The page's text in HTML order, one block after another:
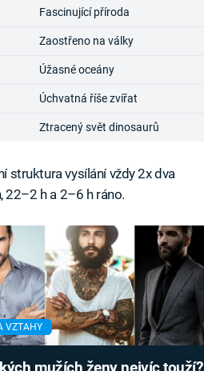
Fascinující příroda
Zaostřeno na války
Úžasné oceány
Úchvatná říše zvířat
Ztracený svět dinosaurů
struktura vysílání vždy 2x dva
22–2 h a 2–6 h ráno.
VZTAHY